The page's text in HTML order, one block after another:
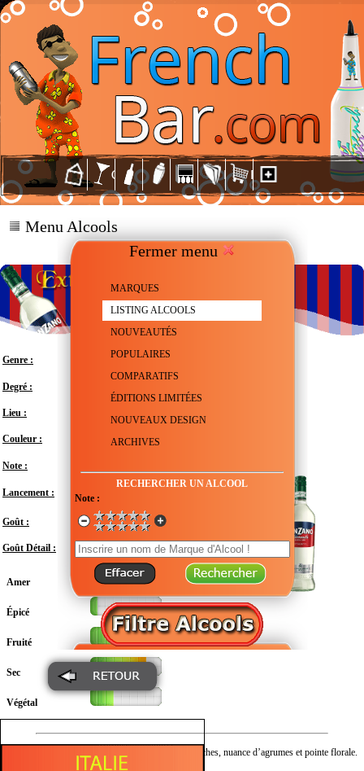
Fermer menu
MARQUES
LISTING ALCOOLS
NOUVEAUTÉS
POPULAIRES
COMPARATIFS
ÉDITIONS LIMITÉES
NOUVEAUX DESIGN
ARCHIVES
RECHERCHER UN ALCOOL
Note :
Menu Alcools
Genre : Vermouth
Degré :
Lieu :
Couleur : Transparent
Note :
Lancement :
Goût : Doux
Goût Détail :
Amer
Épicé
Fruité
Sec
Végétal
Arômes d’herbes fraîches, nuance d’agrumes et pointe florale.